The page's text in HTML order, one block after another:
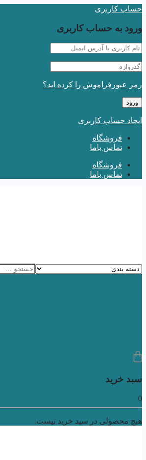
حساب کاربری
ورود به حساب کاربری
رمز عبورفراموش را کرده اید؟
ایجاد حساب کاربری
فروشگاه
تماس باما
فروشگاه
تماس باما
سبد خرید
0
هیچ محصولی در سبد خرید نیست.